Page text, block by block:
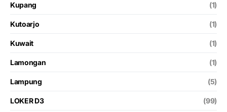
Kupang (1)
Kutoarjo (1)
Kuwait (1)
Lamongan (1)
Lampung (5)
LOKER D3 (99)